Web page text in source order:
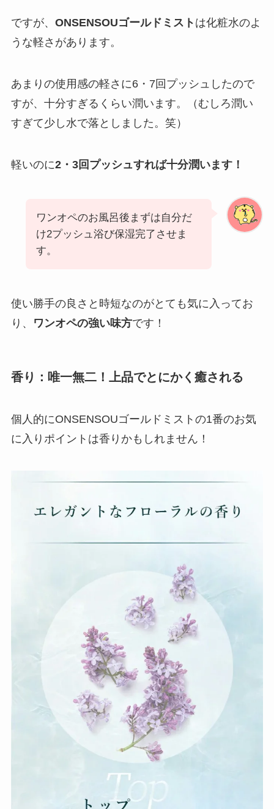
ですが、 ONSENSOUゴールドミスト は化粧水のよ
うな軽さがあります。
あまりの使用感の軽さに6・7回プッシュしたので
すが、十分すぎるくらい潤います。（むしろ潤い
すぎて少し水で落としました。笑）
軽いのに2・3回プッシュすれば十分潤います！
ワンオペのお風呂後まずは自分だ
け2プッシュ浴び保湿完了させま
す。
使い勝手の良さと時短なのがとても気に入ってお
り、
ワンオペの強い味方です！
香り：唯一無二！上品でとにかく癒される
個人的にONSENSOUゴールドミストの1番のお気
に入りポイントは香りかもしれません！